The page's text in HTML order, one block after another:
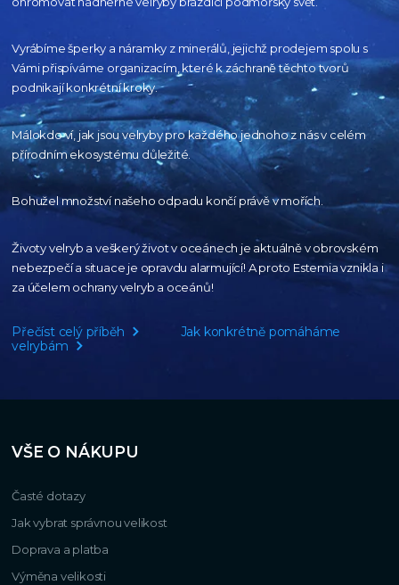
Vyrábíme šperky a náramky z minerálů, jejichž prodejem spolu s
Vámi přispíváme organizacím,které k záchraně těchto tvorů
podnikají konkrétní kroky.
Málokdo ví, jak jsou velryby pro každéhojednoho z nás v celém
přírodnímekosystému důležité.
Bohužel množství našeho odpadu končí právě v mořích.
Životy velryb a veškerý život v oceánech je aktuálněv obrovském
nebezpečí a situace je opravdu alarmující! A proto Estemia vznikla i
za účelem ochrany velryb a oceánů!
Přečíst celý příběh
Jak konkrétně pomáháme
velrybám
VŠE O NÁKUPU
Časté dotazy
Jak vybrat správnou velikost
Doprava a platba
Výměna velikosti